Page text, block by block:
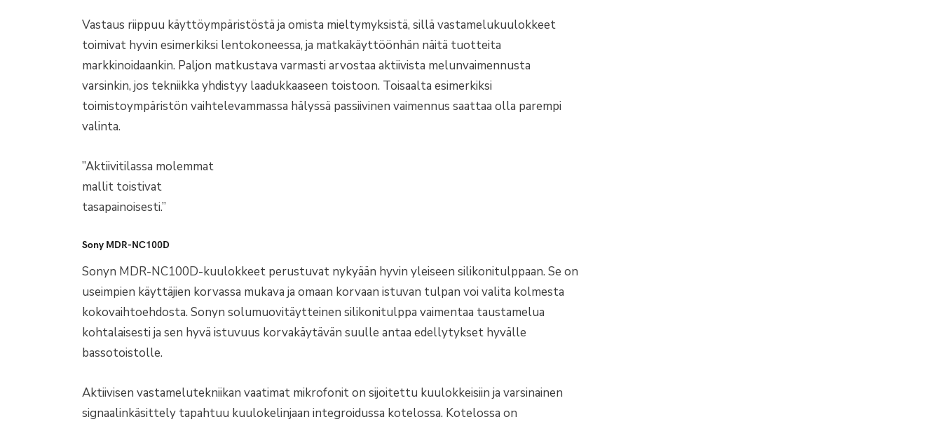
Vastaus riippuu käyttöympäristöstä ja omista mieltymyksistä, sillä vastamelukuulokkeet
toimivat hyvin esimerkiksi lentokoneessa, ja matkakäyttöönhän näitä tuotteita
markkinoidaankin. Paljon matkustava varmasti arvostaa aktiivista melunvaimennusta
varsinkin, jos tekniikka yhdistyy laadukkaaseen toistoon. Toisaalta esimerkiksi
toimistoympäristön vaihtelevammassa hälyssä passiivinen vaimennus saattaa olla parempi
valinta.
”Aktiivitilassa molemmat
mallit toistivat
tasapainoisesti.”
Sony MDR-NC100D
Sonyn MDR-NC100D-kuulokkeet perustuvat nykyään hyvin yleiseen silikonitulppaan. Se on
useimpien käyttäjien korvassa mukava ja omaan korvaan istuvan tulpan voi valita kolmesta
kokovaihtoehdosta. Sonyn solumuovitäytteinen silikonitulppa vaimentaa taustamelua
kohtalaisesti ja sen hyvä istuvuus korvakäytävän suulle antaa edellytykset hyvälle
bassotoistolle.
Aktiivisen vastamelutekniikan vaatimat mikrofonit on sijoitettu kuulokkeisiin ja varsinainen
signaalinkäsittely tapahtuu kuulokelinjaan integroidussa kotelossa. Kotelossa on